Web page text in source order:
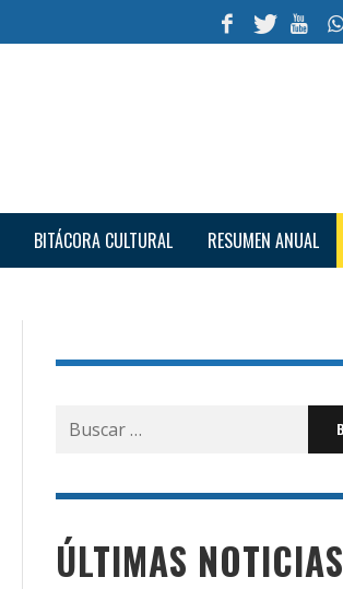
BITÁCORA CULTURAL RESUMEN ANUAL
Buscar
por:
ÚLTIMAS NOTICIAS